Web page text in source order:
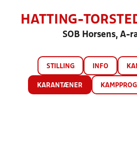
HATTING-
SOB Horsens, A-
STILLING INFO
KARANTÆNER